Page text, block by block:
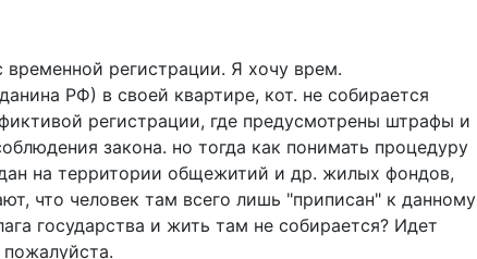
регистрации. Я хочу врем.
РФ) в своей квартире, кот. не собирается
регистрации, где предусмотрены штрафы и
закона. но тогда как понимать процедуру
на территории общежитий и др. жилых фондов,
что человек там всего лишь "приписан" к данному
государства и жить там не собирается? Идет